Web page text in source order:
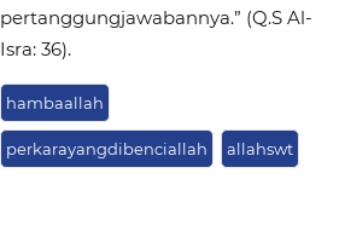
pertanggungjawabannya.” (Q.S Al-
Isra: 36).
hambaallah
perkarayangdibenciallah allahswt